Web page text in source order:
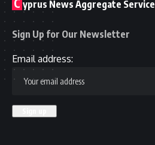
C yprus News Aggregate Service
Sign Up for Our Newsletter
Email address: